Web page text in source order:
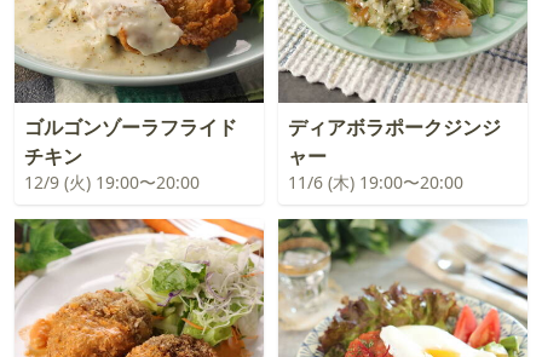
ゴルゴンゾーラフライド
チキン
12/9 (火) 19:00〜20:00
ディアボラポークジンジ
ャー
11/6 (木) 19:00〜20:00